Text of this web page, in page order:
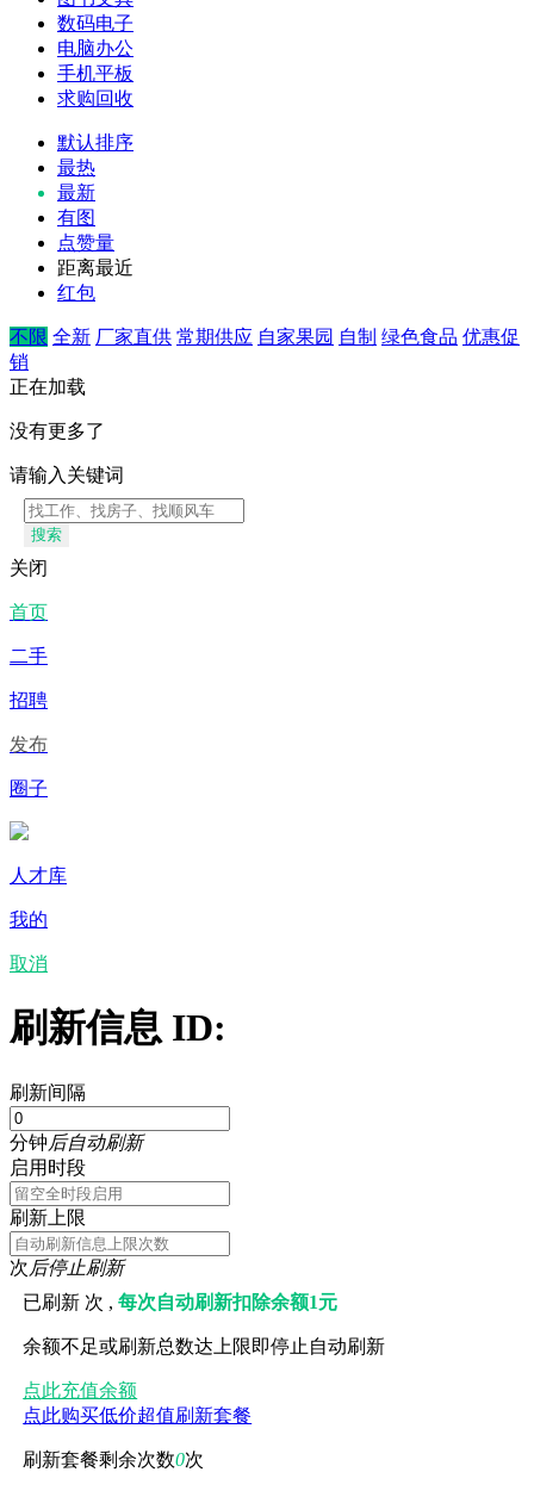
数码电子
电脑办公
手机平板
求购回收
默认排序
最热
最新
有图
点赞量
距离最近
红包
不限 全新 厂家直供 常期供应 自家果园 自制 绿色食品 优惠促
销
正在加载
没有更多了
请输入关键词
搜索
关闭
首页
二手
招聘
发布
圈子
人才库
我的
取消
刷新信息 ID:
刷新间隔
分钟后自动刷新
启用时段
刷新上限
次后停止刷新
已刷新 次 ,每次自动刷新扣除余额1元
余额不足或刷新总数达上限即停止自动刷新
点此充值余额
点此购买低价超值刷新套餐
刷新套餐剩余次数0次